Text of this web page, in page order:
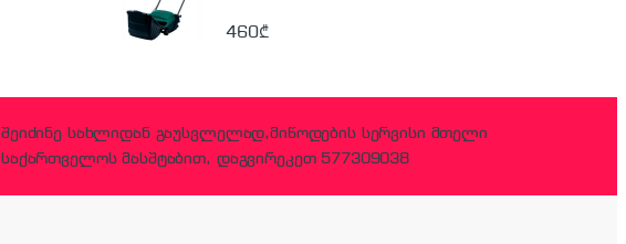
460₾
შეიძინე სახლიდან გაუსვლელად,მიწოდების სერვისი მთელი
საქართველოს მასშტაბით, დაგვირეკეთ 577309038